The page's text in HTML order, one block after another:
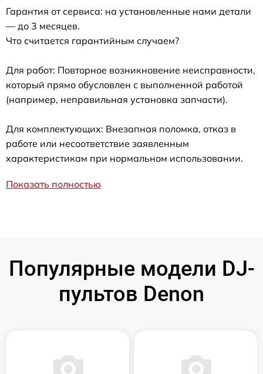
Гарантия от сервиса: на установленные нами детали
— до 3 месяцев.
Что считается гарантийным случаем?
Для работ: Повторное возникновение неисправности,
который прямо обусловлен с выполненной работой
(например, неправильная установка запчасти).
Для комплектующих: Внезапная поломка, отказ в
работе или несоответствие заявленным
характеристикам при нормальном использовании.
Показать полностью
Популярные модели DJ-
пультов Denon